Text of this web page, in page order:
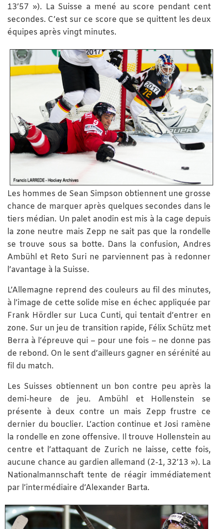
13’57 »). La Suisse a mené au score pendant cent
secondes. C’est sur ce score que se quittent les deux
équipes après vingt minutes.
Les hommes de Sean Simpson obtiennent une grosse
chance de marquer après quelques secondes dans le
tiers médian. Un palet anodin est mis à la cage depuis
la zone neutre mais Zepp ne sait pas que la rondelle
se trouve sous sa botte. Dans la confusion, Andres
Ambühl et Reto Suri ne parviennent pas à redonner
l’avantage à la Suisse.
L’Allemagne reprend des couleurs au fil des minutes,
à l’image de cette solide mise en échec appliquée par
Frank Hördler sur Luca Cunti, qui tentait d’entrer en
zone. Sur un jeu de transition rapide, Félix Schütz met
Berra à l’épreuve qui – pour une fois – ne donne pas
de rebond. On le sent d’ailleurs gagner en sérénité au
fil du match.
Les Suisses obtiennent un bon contre peu après la
demi-heure de jeu. Ambühl et Hollenstein se
présente à deux contre un mais Zepp frustre ce
dernier du bouclier. L’action continue et Josi ramène
la rondelle en zone offensive. Il trouve Hollenstein au
centre et l’attaquant de Zurich ne laisse, cette fois,
aucune chance au gardien allemand (2-1, 32’13 »). La
Nationalmannschaft tente de réagir immédiatement
par l’intermédiaire d’Alexander Barta.